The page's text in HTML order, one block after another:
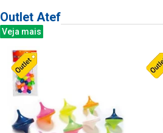
Outlet Atef
Veja mais